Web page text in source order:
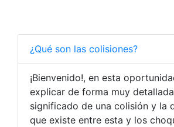
¿Qué son las colisiones?
¡Bienvenido!, en esta
explicar de forma muy
significado de una colisión y la
que existe entre esta y los